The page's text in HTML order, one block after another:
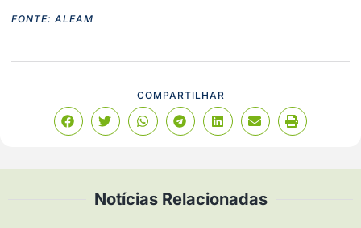
FONTE: ALEAM
COMPARTILHAR
Notícias Relacionadas